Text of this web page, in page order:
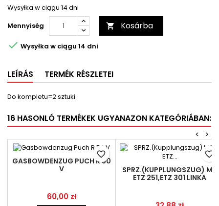
Wysyłka w ciągu 14 dni
Mennyiség
 Kosárba
 Wysyłka w ciągu 14 dni
LEÍRÁS TERMÉK RÉSZLETEI
Do kompletu=2 sztuki
16 HASONLÓ TERMÉKEK UGYANAZON KATEGÓRIÁBAN:
>
<
GASBOWDENZUG PUCH R 50
V
Ár
60,00 zł
favorite_border
SPRZ.(KUPPLUNGSZUG) MZ
ETZ 251,ETZ 301 LINKA
favorite_border